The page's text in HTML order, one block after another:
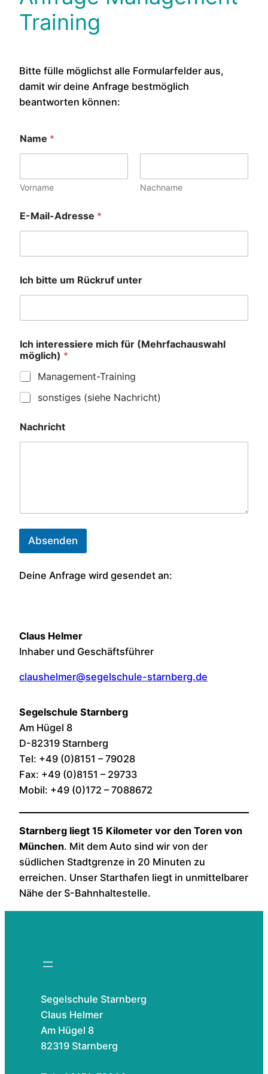
Training
Bitte fülle möglichst alle Formularfelder aus,
damit wir deine Anfrage bestmöglich
beantworten können:
Name *
Vorname Nachname
E-Mail-Adresse *
Ich bitte um Rückruf unter
ü
c
k
r
u
f
u
Ich interessiere mich für (Mehrfachauswahl
möglich) *
Management-Training
sonstiges (siehe Nachricht)
Nachricht
Absenden
Deine Anfrage wird gesendet an:
Claus Helmer
Inhaber und Geschäftsführer
claushelmer@segelschule-starnberg.de
Segelschule Starnberg
Am Hügel 8
D-82319 Starnberg
Tel: +49 (0)8151 – 79028
Fax: +49 (0)8151 – 29733
Mobil: +49 (0)172 – 7088672
Starnberg liegt 15 Kilometer vor den Toren von
München. Mit dem Auto sind wir von der
südlichen Stadtgrenze in 20 Minuten zu
erreichen. Unser Starthafen liegt in unmittelbarer
Nähe der S-Bahnhaltestelle.
Segelschule Starnberg
Claus Helmer
Am Hügel 8
82319 Starnberg